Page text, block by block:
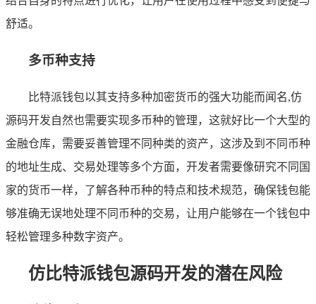
舒适。
多币种支持
比特派钱包以其支持多种加密货币的强大功能而闻名,仿
源码开发自然也需要实现多币种的管理，这就好比一个大型的
金融仓库，需要妥善管理不同种类的资产，这涉及到不同币种
的地址生成、交易处理等多个方面，开发者需要像研究不同国
家的货币一样，了解各种币种的特点和技术规范，确保钱包能
够准确无误地处理不同币种的交易，让用户能够在一个钱包中
轻松管理多种数字资产。
仿比特派钱包源码开发的潜在风险